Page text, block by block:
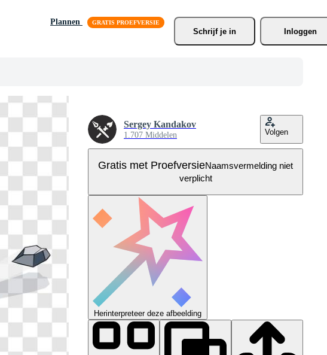
Plannen
Schrijf je in Inloggen
Sergey Kandakov
1.707 Middelen Volgen
Gratis met ProefversieNaamsvermelding niet
verplicht
Herinterpreteer deze afbeelding